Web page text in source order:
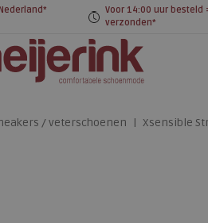
Voor 14:00 uur besteld
verzonden*
/ veterschoenen Xsensible